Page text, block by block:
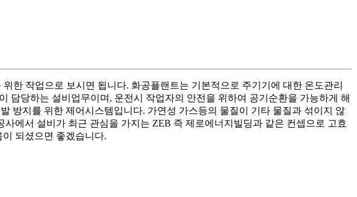
한 작업으로 보시면 됩니다. 화공플랜트는 기본적으로 주기기에 대한 온도관리
담당하는 설비업무이며, 운전시 작업자의 안전을 위하여 공기순환을 가능하게 해
방지를 위한 제어시스템입니다. 가연성 가스등의 물질이 기타 물질과 섞이지 않
에서 설비가 최근 관심을 가지는 ZEB 즉 제로에너지빌딩과 같은 컨셉으로 고효
되셨으면 좋겠습니다.